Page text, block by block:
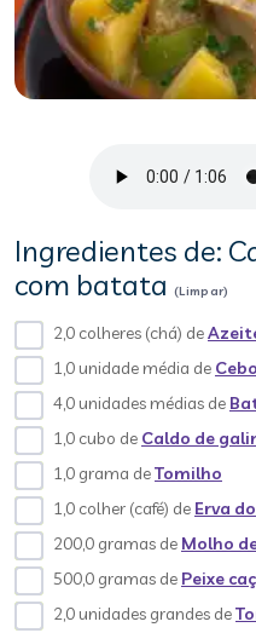
Ingredientes de:
com batata (Limpar)
2,0 colheres (chá) de
1,0 unidade média de
4,0 unidades médias de
1,0 cubo de Caldo de
1,0 grama deTomilho
1,0 colher (café) de Erva
200,0 gramas de Molho
500,0 gramas de Peixe
2,0 unidades grandes de